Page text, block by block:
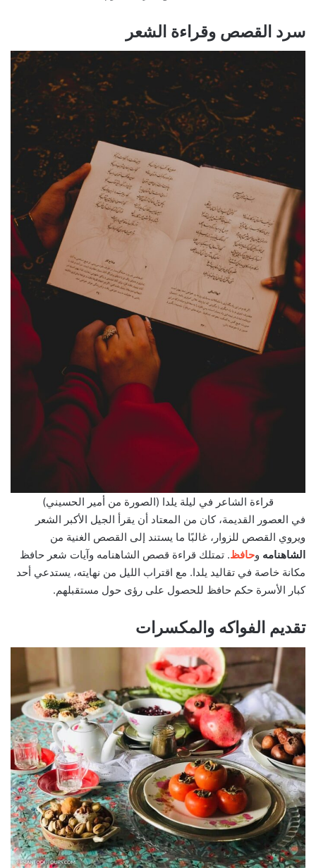
سرد القصص وقراءة الشعر
قراءة الشاعر في ليلة يلدا (الصورة من أمير الحسيني)
في العصور القديمة، كان من المعتاد أن يقرأ الجيل الأكبر الشعر
ويروي القصص للزوار، غالبًا ما يستند إلى القصص الغنية من
الشاهنامه وحافظ. تمتلك قراءة قصص الشاهنامه وآيات شعر حافظ
مكانة خاصة في تقاليد يلدا. مع اقتراب الليل من نهايته، يستدعي أحد
كبار الأسرة حكم حافظ للحصول على رؤى حول مستقبلهم.
تقديم الفواكه والمكسرات